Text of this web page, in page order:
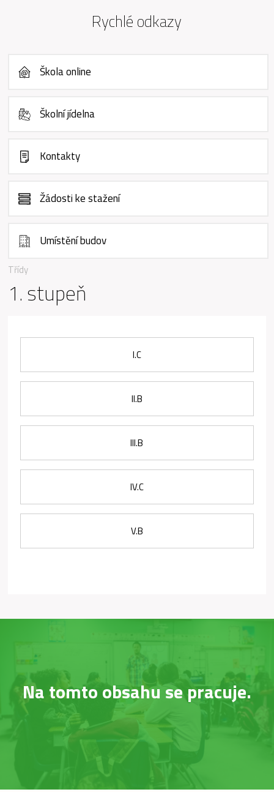
Třídy
1. stupeň
I.C
Il.B
III.B
IV.C
V.B
Rychlé odkazy
Škola online
Školní jídelna
Kontakty
Žádosti ke stažení
Umístění budov
Na tomto obsahu se pracuje.